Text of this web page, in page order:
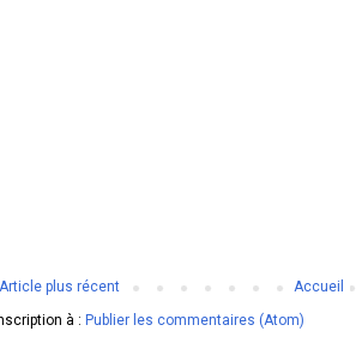
Article plus récent
Accueil
à : Publier les commentaires (Atom)